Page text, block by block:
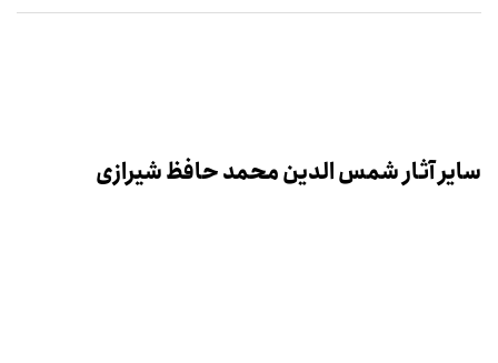
سایر آثار شمس الدین محمد حافظ شیرازی